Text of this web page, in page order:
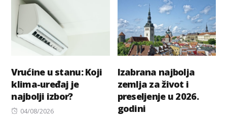
Vrućine u stanu: Koji
klima-uređaj je
najbolji izbor?
Posted
04/08/2026
Izabrana najbolja
zemlja za život i
preseljenje u 2026.
godini